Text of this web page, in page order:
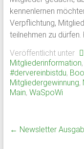
kennenlernen
Verpflichtung,
teilnehmen zu
Veröffentlicht unter
Mitgliederinformation,
#dervereinbistdu,
Mitgliedergewinnung,
Main, WaSpoWi
← Newsletter